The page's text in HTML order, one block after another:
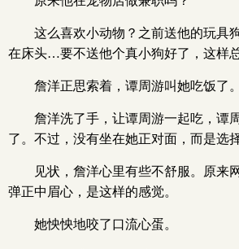
这么喜欢小动物？之前送他的玩具
在床头…要不送他个真小狗好了，这样
詹洋正思索着，谭周游叫她吃饭了。
詹洋洗了手，让谭周游一起吃，谭
了。不过，没有坐在她正对面，而是选
见状，詹洋心里有些不舒服。原来
弹正中眉心，是这样的感觉。
她怏怏地咬了口流心蛋。